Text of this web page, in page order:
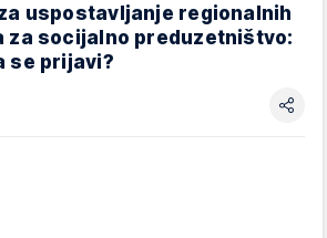
uspostavljanje regionalnih
za socijalno preduzetništvo:
se prijavi?